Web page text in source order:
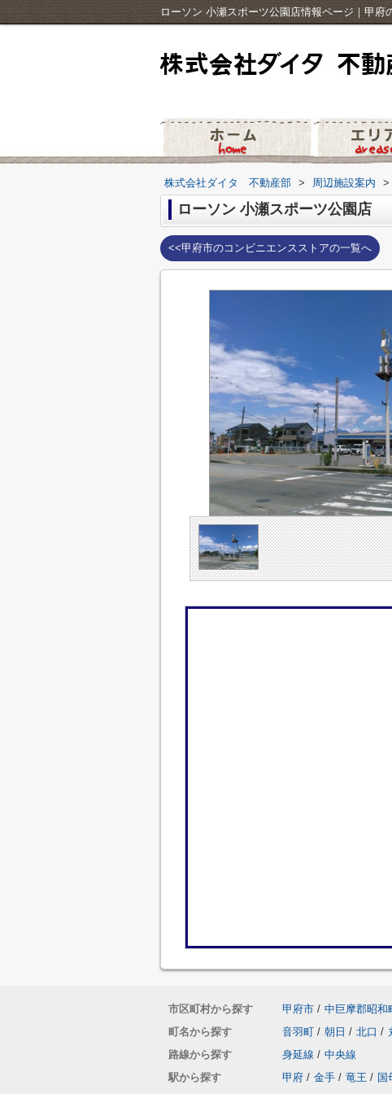
ローソン 小瀬スポーツ公園店情報ページ｜甲
株式会社ダイタ 不動産部 > 周辺施設案内 >
ローソン 小瀬スポーツ公園店
<<甲府市のコンビニエンスストアの一覧へ
市区町村から探す 甲府市 / 中巨摩郡昭和
町名から探す
音羽町 / 朝日 / 北口 /
路線から探す
身延線 / 中央線
駅から探す
甲府 / 金手 / 竜王 / 国